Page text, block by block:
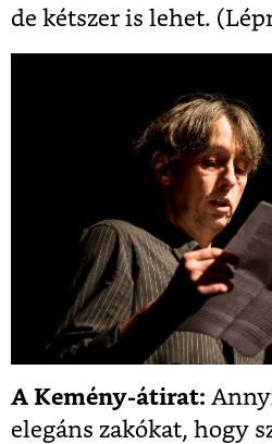
de kétszer is lehet.
A Kemény-átirat:
elegáns zakókat, hogy